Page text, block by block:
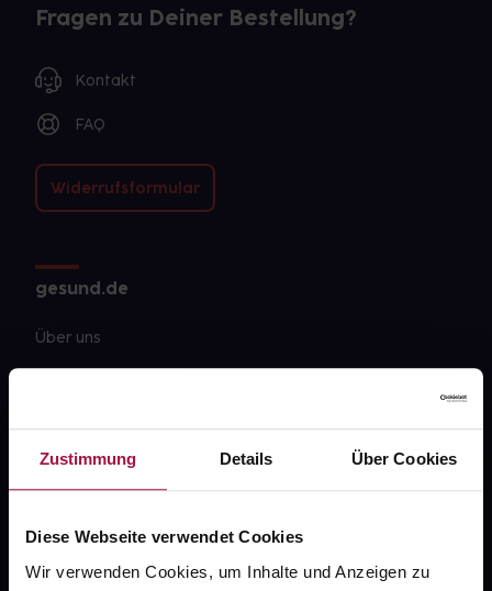
Zustimmung Details Über Cookies
Diese Webseite verwendet Cookies
Wir verwenden Cookies, um Inhalte und Anzeigen zu
Fragen zu Deiner Bestellung?
Kontakt
FAQ
Widerrufsformular
gesund.de
Über uns
Barrierefreiheitserklärung
gesund-versorger.de
Sanitätshäuser